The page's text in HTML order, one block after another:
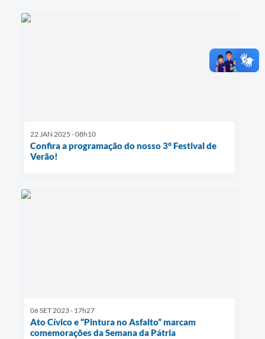
22 JAN 2025 - 08h10
Confira a programação do nosso 3° Festival de
Verão!
06 SET 2023 - 17h27
Ato Cívico e “Pintura no Asfalto” marcam
comemorações da Semana da Pátria